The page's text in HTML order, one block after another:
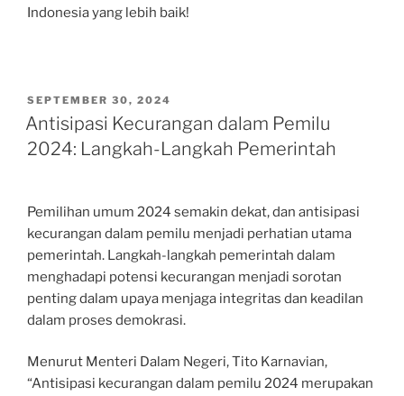
Indonesia yang lebih baik!
POSTED
ON
SEPTEMBER 30, 2024
Antisipasi Kecurangan dalam Pemilu
2024: Langkah-Langkah Pemerintah
Pemilihan umum 2024 semakin dekat, dan antisipasi
kecurangan dalam pemilu menjadi perhatian utama
pemerintah. Langkah-langkah pemerintah dalam
menghadapi potensi kecurangan menjadi sorotan
penting dalam upaya menjaga integritas dan keadilan
dalam proses demokrasi.
Menurut Menteri Dalam Negeri, Tito Karnavian,
“Antisipasi kecurangan dalam pemilu 2024 merupakan